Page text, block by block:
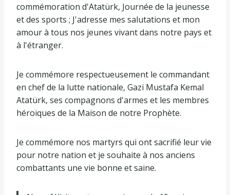
commémoration d'Atatürk, Journée de la jeunesse
et des sports ; J'adresse mes salutations et mon
amour à tous nos jeunes vivant dans notre pays et
à l'étranger.
Je commémore respectueusement le commandant
en chef de la lutte nationale, Gazi Mustafa Kemal
Atatürk, ses compagnons d'armes et les membres
héroïques de la Maison de notre Prophète.
Je commémore nos martyrs qui ont sacrifié leur vie
pour notre nation et je souhaite à nos anciens
combattants une vie bonne et saine.